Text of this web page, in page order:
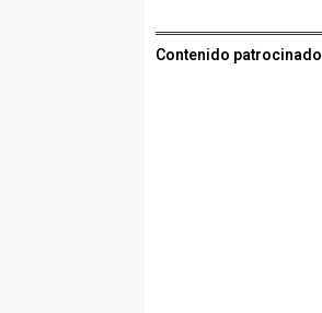
Contenido patrocinado